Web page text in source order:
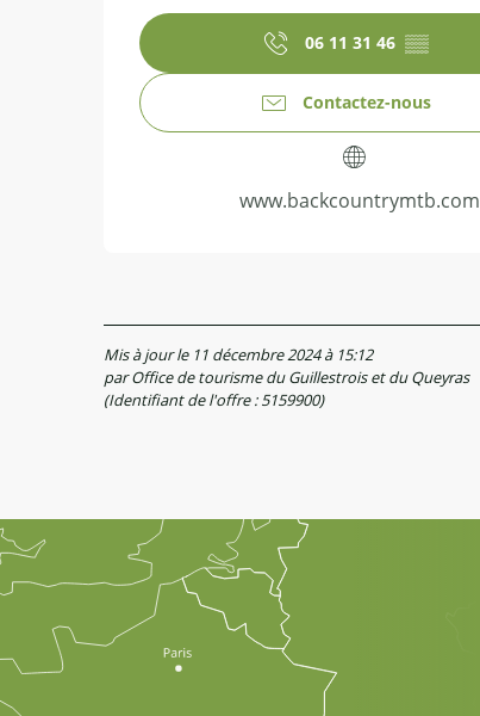
06 11 31 46 ▒▒
Contactez-nous
www.backcountrymtb.com
Mis à jour le 11 décembre 2024 à 15:12
par Office de tourisme du Guillestrois et du Queyras
(Identifiant de l'offre :5159900)